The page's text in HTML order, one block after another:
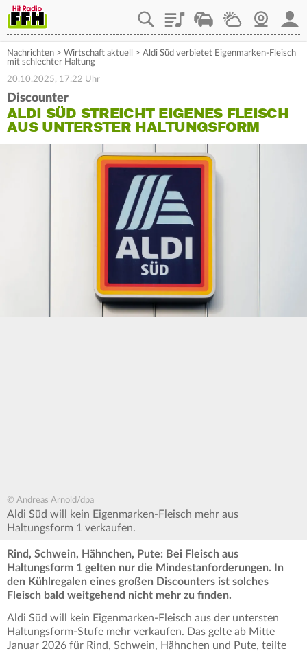
PlaylistStaupilotWetterWebcam
Nachrichten > Wirtschaft aktuell > Aldi Süd verbietet Eigenmarken-Fleisch
mit schlechter Haltung
20.10.2025, 17:22 Uhr
Discounter
ALDI SÜD STREICHT EIGENES FLEISCH
AUS UNTERSTER HALTUNGSFORM
© Andreas Arnold/dpa
Aldi Süd will kein Eigenmarken-Fleisch mehr aus
Haltungsform 1 verkaufen.
Rind, Schwein, Hähnchen, Pute: Bei Fleisch aus
Haltungsform 1 gelten nur die Mindestanforderungen. In
den Kühlregalen eines großen Discounters ist solches
Fleisch bald weitgehend nicht mehr zu finden.
Aldi Süd will kein Eigenmarken-Fleisch aus der untersten
Haltungsform-Stufe mehr verkaufen. Das gelte ab Mitte
Januar 2026 für Rind, Schwein, Hähnchen und Pute, teilte